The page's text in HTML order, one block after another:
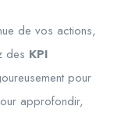
de vos actions,
des KPI
pour
approfondir,